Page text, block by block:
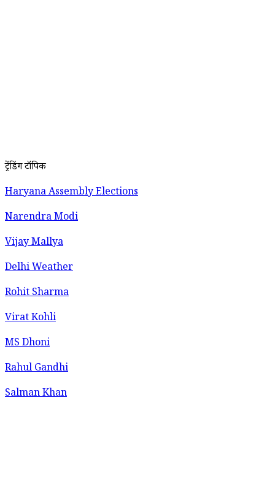
ट्रेंडिंग टॉपिक
Haryana Assembly Elections
Narendra Modi
Vijay Mallya
Delhi Weather
Rohit Sharma
Virat Kohli
MS Dhoni
Rahul Gandhi
Salman Khan